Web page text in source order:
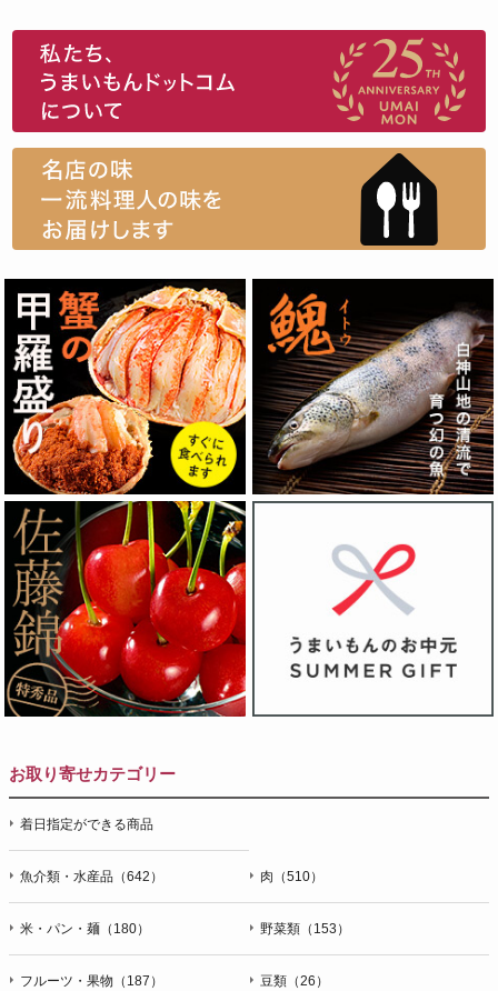
お取り寄せカテゴリー
着日指定ができる商品
魚介類・水産品（642） 肉（510）
米・パン・麺（180） 野菜類（153）
フルーツ・果物（187） 豆類（26）